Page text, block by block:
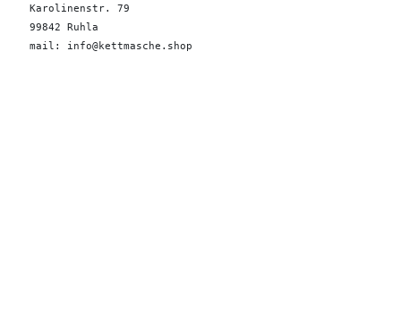
Karolinenstr. 79
99842 Ruhla
mail: info@kettmasche.shop